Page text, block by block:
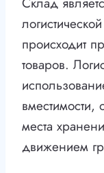
происходит
товаров.
вместимости,
места
движением